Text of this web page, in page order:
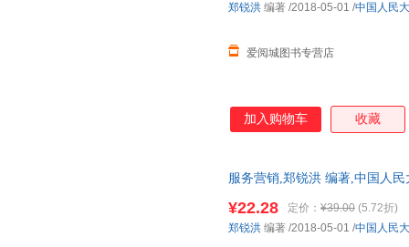
爱阅城图书专营店
郑锐洪 编著 /2018-05-01 /中国人民
加入购物车 收藏
服务营销,郑锐洪 编著,中国人
13284178503
¥22.28 定价： ¥39.00 (5.72折)
郑锐洪 编著 /2018-05-01 /中国人民